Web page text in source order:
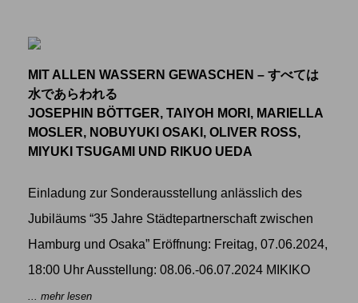
MIT ALLEN WASSERN GEWASCHEN – すべては
水であらわれる
JOSEPHIN BÖTTGER, TAIYOH MORI, MARIELLA
MOSLER, NOBUYUKI OSAKI, OLIVER ROSS,
MIYUKI TSUGAMI UND RIKUO UEDA
Einladung zur Sonderausstellung anlässlich des
Jubiläums “35 Jahre Städtepartnerschaft zwischen
Hamburg und Osaka” Eröffnung: Freitag, 07.06.2024,
18:00 Uhr Ausstellung: 08.06.-06.07.2024 MIKIKO
... mehr lesen